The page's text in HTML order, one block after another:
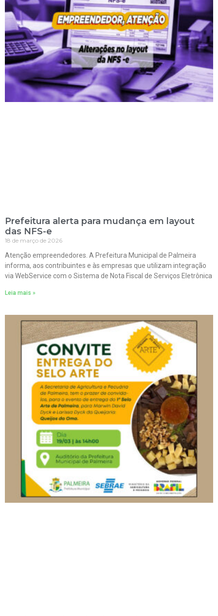
Prefeitura alerta para mudança em layout
das NFS-e
18 de março de 2026
Atenção empreendedores. A Prefeitura Municipal de Palmeira
informa, aos contribuintes e às empresas que utilizam integração
via WebService com o Sistema de Nota Fiscal de Serviços Eletrônica
Leia mais »